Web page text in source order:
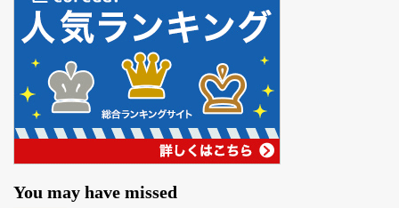
You may have missed